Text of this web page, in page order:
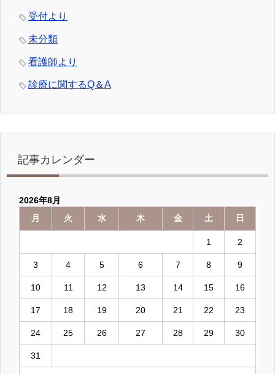
受付より
未分類
看護師より
診療に関するQ＆A
記事カレンダー
2026年8月
月
火 水 木 金 土 日
1 2
3 4 5 6 7 8 9
10 11 12 13 14 15 16
17 18 19 20 21 22 23
24 25 26 27 28 29 30
31